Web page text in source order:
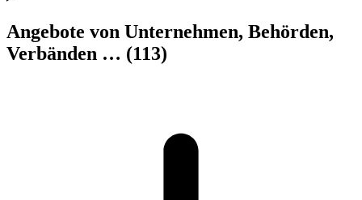
Angebote von Unternehmen, Behörden,
Verbänden … (113)